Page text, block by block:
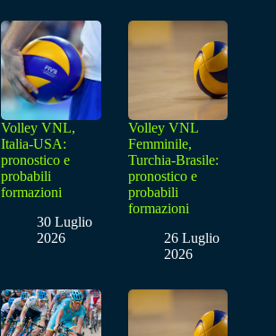
Volley VNL,
Italia-USA:
pronostico e
probabili
formazioni
30 Luglio
2026
Volley VNL
Femminile,
Turchia-Brasile:
pronostico e
probabili
formazioni
26 Luglio
2026